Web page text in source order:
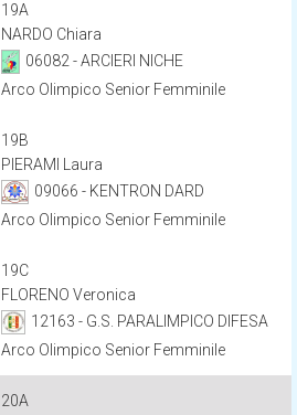
19A
NARDO Chiara
06082 - ARCIERI NICHE
Arco Olimpico Senior Femminile
19B
PIERAMI Laura
09066 - KENTRON DARD
Arco Olimpico Senior Femminile
19C
FLORENO Veronica
12163 - G.S. PARALIMPICO DIFESA
Arco Olimpico Senior Femminile
20A